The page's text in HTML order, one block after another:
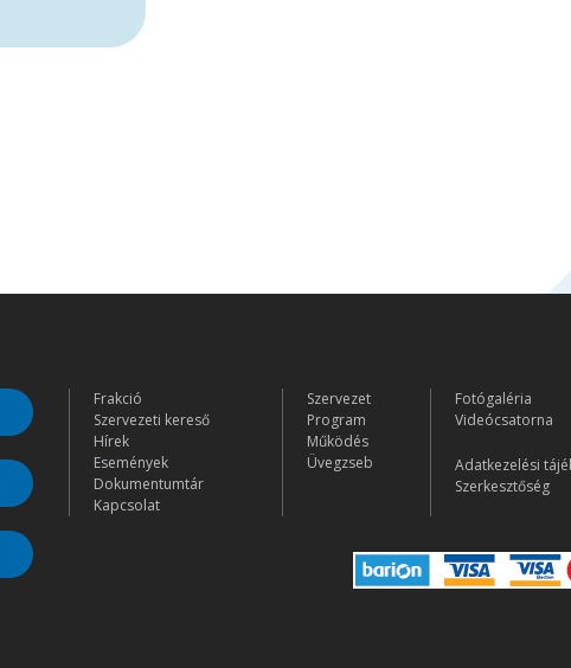
Frakció
Szervezeti kereső
Hírek
Események
Dokumentumtár
Kapcsolat
Szervezet
Program
Működés
Üvegzseb
Fotógaléria
Videócsatorna
Adatkezelési
Szerkesztőség